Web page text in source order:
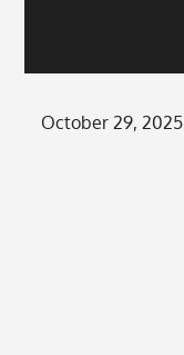
Posted
October 29, 2025